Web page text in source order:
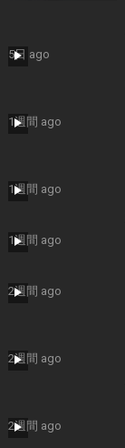
5日 ago
1週間 ago
1週間 ago
1週間 ago
2週間 ago
2週間 ago
2週間 ago